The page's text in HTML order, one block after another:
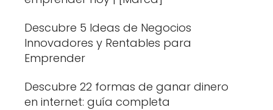
Descubre 5 Ideas de Negocios
Innovadores y Rentables para
Emprender
Descubre 22 formas de ganar dinero
en internet: guía completa